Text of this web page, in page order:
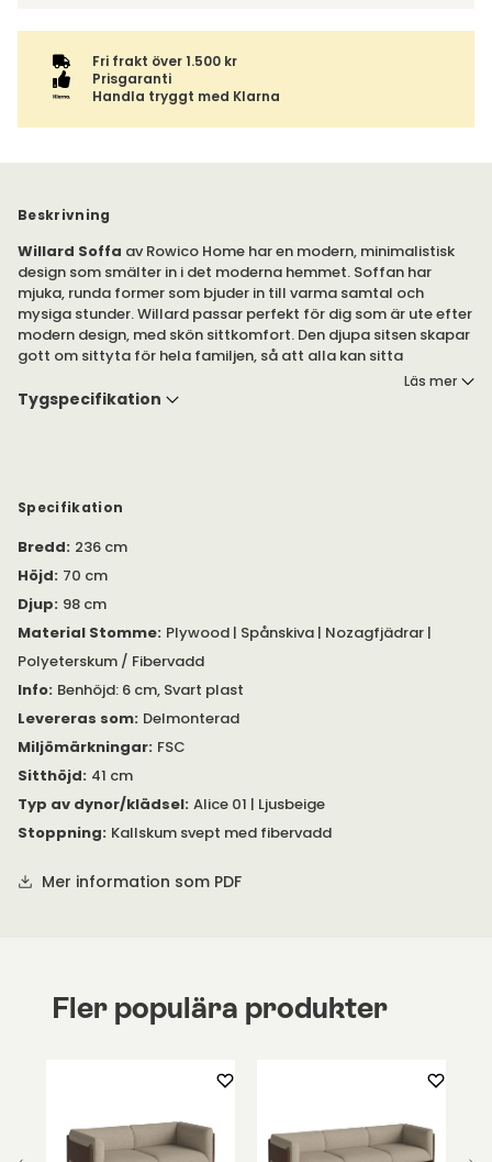
Fri frakt över 1.500 kr
Prisgaranti
Handla tryggt med Klarna
Beskrivning
Willard Soffa av Rowico Home har en modern, minimalistisk
design som smälter in i det moderna hemmet. Soffan har
mjuka, runda former som bjuder in till varma samtal och
mysiga stunder. Willard passar perfekt för dig som är ute efter
modern design, med skön sittkomfort. Den djupa sitsen skapar
gott om sittyta för hela familjen, så att alla kan sitta
moderna, minimalistiska design. Willard finns i olika modeller,
Serien är FSC-certifierad, vilket innebär att allt trä kommer
från ansvarsfullt skogsbruk i Europa.
Du kan välja mellan två olika tyger: Brenda 34 och Alice 01. Läs
mer nedan, under 'Tygspecifikation'.
Läs mer
Tygspecifikation
Specifikation
Bredd: 236 cm
Höjd: 70 cm
Djup: 98 cm
Material Stomme: Plywood | Spånskiva | Nozagfjädrar |
Polyeterskum / Fibervadd
Info: Benhöjd: 6 cm, Svart plast
Levereras som: Delmonterad
Miljömärkningar: FSC
Sitthöjd: 41 cm
Typ av dynor/klädsel: Alice 01 | Ljusbeige
Stoppning: Kallskum svept med fibervadd
Mer information som PDF
Fler populära produkter